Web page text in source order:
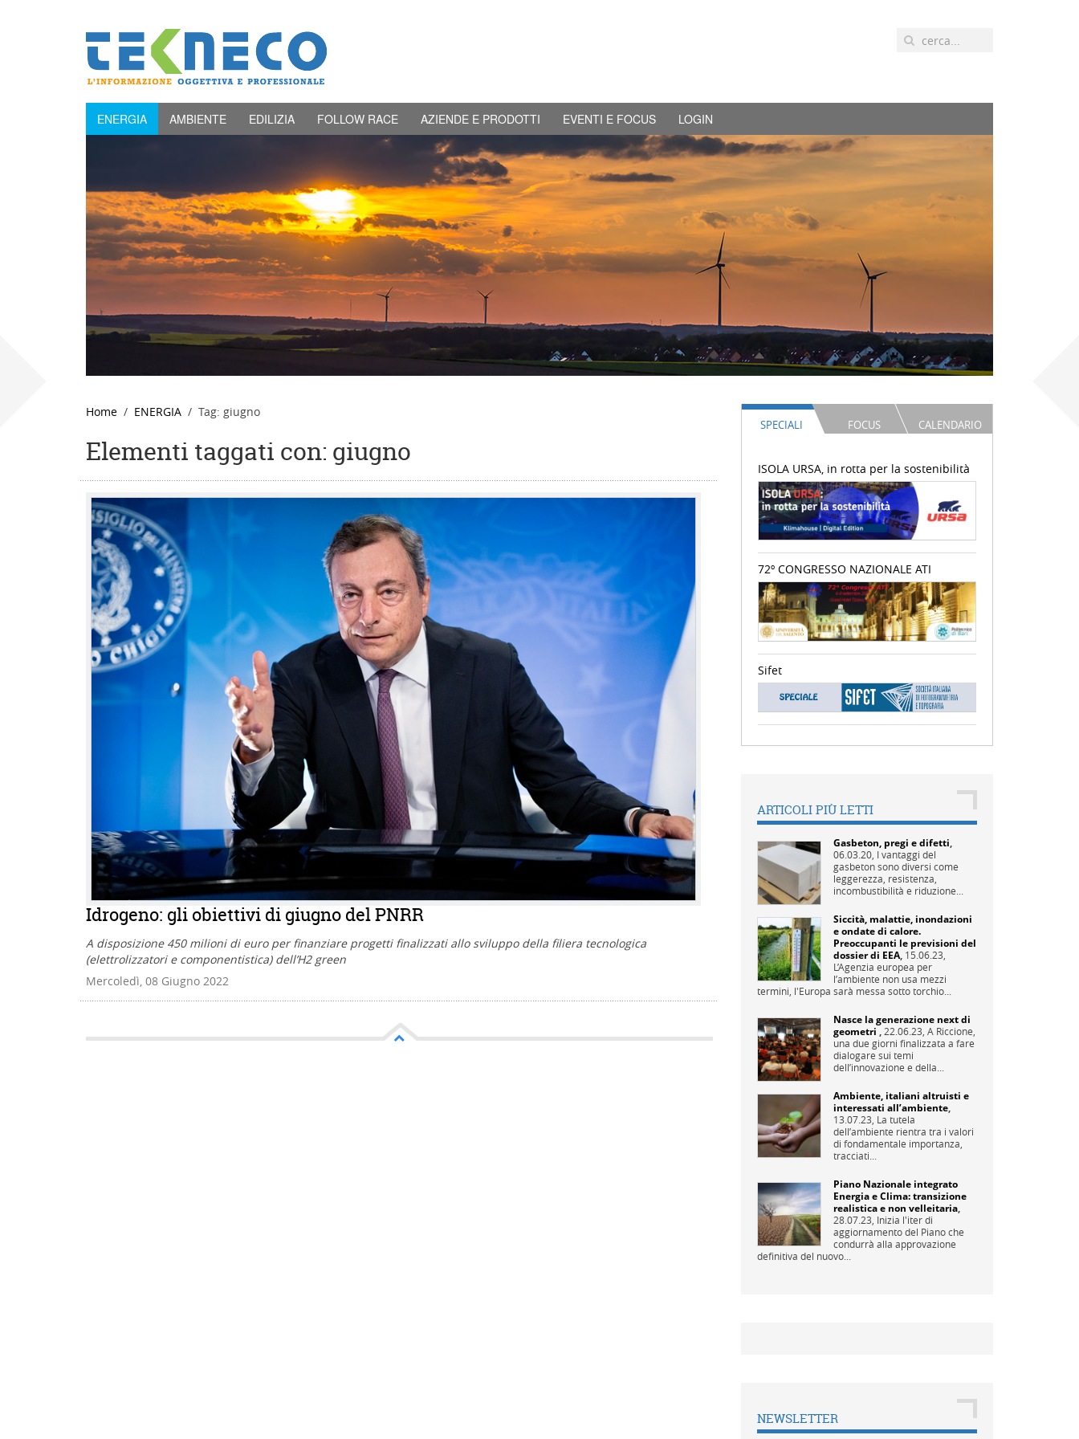
ENERGIA AMBIENTE EDILIZIA FOLLOW RACE AZIENDE E PRODOTTI EVENTI E FOCUS LOGIN
Home ENERGIA Tag: giugno
Elementi taggati con: giugno
Idrogeno: gli obiettivi di giugno del PNRR
A disposizione 450 milioni di euro per finanziare progetti finalizzati allo sviluppo della filiera tecnologica
(elettrolizzatori e componentistica) dell’H2 green
Mercoledì, 08 Giugno 2022
SPECIALI FOCUS CALENDARIO
ISOLA URSA, in rotta per la sostenibilità
72º CONGRESSO NAZIONALE ATI
Sifet
ARTICOLI PIÙ LETTI
Gasbeton, pregi e difetti,
06.03.20, I vantaggi del
gasbeton sono diversi come
leggerezza, resistenza,
incombustibilità e riduzione...
Siccità, malattie, inondazioni
e ondate di calore.
Preoccupanti le previsioni del
dossier di EEA, 15.06.23,
L’Agenzia europea per
l’ambiente non usa mezzi
termini, l'Europa sarà messa sotto torchio...
Nasce la generazione next di
geometri , 22.06.23, A Riccione,
una due giorni finalizzata a fare
dialogare sui temi
dell’innovazione e della...
Ambiente, italiani altruisti e
interessati all’ambiente,
13.07.23, La tutela
dell’ambiente rientra tra i valori
di fondamentale importanza,
tracciati...
Piano Nazionale integrato
Energia e Clima: transizione
realistica e non velleitaria,
28.07.23, Inizia l'iter di
aggiornamento del Piano che
condurrà alla approvazione
definitiva del nuovo...
NEWSLETTER